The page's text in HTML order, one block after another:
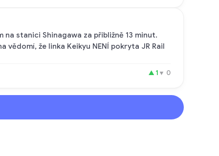
stanici Shinagawa za přibližně 13 minut.
vědomí, že linka Keikyu NENÍ pokryta JR Rail
▲ 1 ▼ 0